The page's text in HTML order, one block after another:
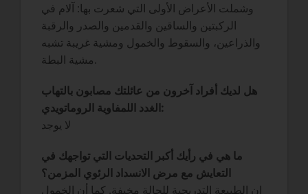
وشملت الأعراض الأولى التي شعرت بها: آلام في
الركبتين والساقين والقدمين والصدر والرقبة
والذراعين، والسقوط والخمول ومشية غريبة تشبه
مشية البطة.
هل لديك أفراد آخرون من عائلتك مصابون بالتهاب
الغدد اللمفاوية الروماتويدي:
لا يوجد
ما هي في رأيك أكبر التحديات التي تواجهك في
التعايش مع مرض الانسداد الرئوي المزمن؟
إن الطبيعة التدريجية للحالة مخيفة. كما أن الخمول